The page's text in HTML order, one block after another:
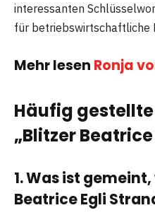
interessanten
für betriebswirtschaftliche
Mehr lesen Ronja
Häufig
„Blitzer
1. Was ist
Beatrice Egli